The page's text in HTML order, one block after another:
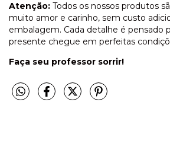
Atenção: Todos os nossos produtos
muito amor e carinho, sem custo
embalagem. Cada detalhe é pensado
presente chegue em perfeitas
Faça seu professor sorrir!